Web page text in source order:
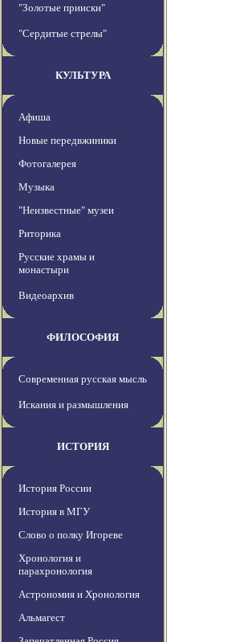
"Золотые прииски"
"Сердитые стрелы"
КУЛЬТУРА
Афиша
Новые передвжиники
Фотогалерея
Музыка
"Неизвестные" музеи
Риторика
Русские храмы и
монастыри
Видеоархив
ФИЛОСОФИЯ
Современная русская мысль
Искания и размышления
ИСТОРИЯ
История России
История в МГУ
Слово о полку Игореве
Хронология и
парахронология
Астрономия и Хронология
Альмагест